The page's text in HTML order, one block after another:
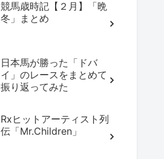
競馬歳時記【２月】「晩
冬」まとめ
日本馬が勝った「ドバ
イ」のレースをまとめて
振り返ってみた
Rxヒットアーティスト列
伝「Mr.Children」